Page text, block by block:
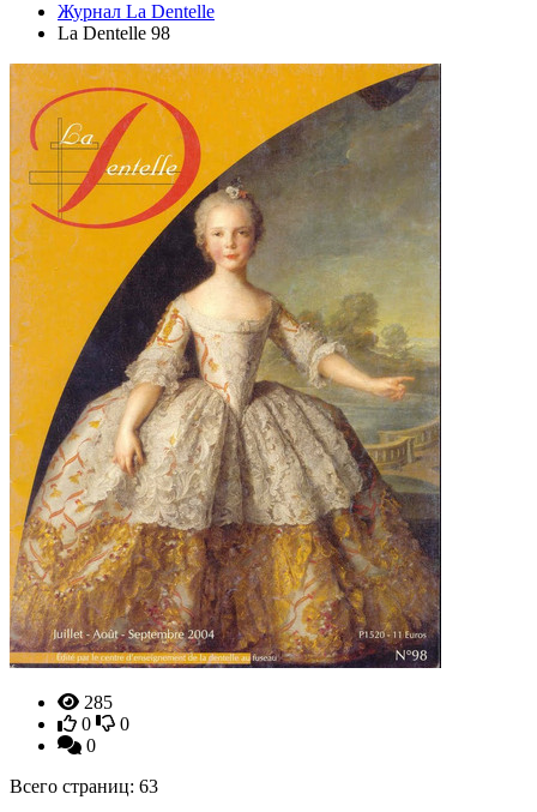
Журнал La Dentelle
La Dentelle 98
285
0
0
0
Всего страниц: 63